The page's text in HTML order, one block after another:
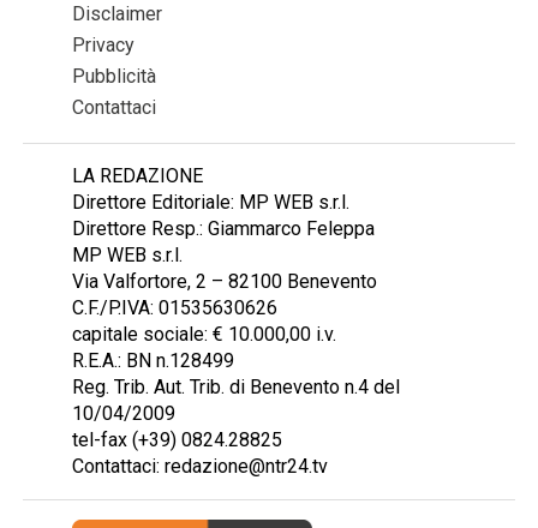
Disclaimer
Privacy
Pubblicità
Contattaci
LA REDAZIONE
Direttore Editoriale: MP WEB s.r.l.
Direttore Resp.: Giammarco Feleppa
MP WEB s.r.l.
Via Valfortore, 2 – 82100 Benevento
C.F./P.IVA: 01535630626
capitale sociale: € 10.000,00 i.v.
R.E.A.: BN n.128499
Reg. Trib. Aut. Trib. di Benevento n.4 del
10/04/2009
tel-fax (+39) 0824.28825
Contattaci: redazione@ntr24.tv